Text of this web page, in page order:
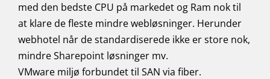
med den bedste CPU på markedet og Ram nok til
at klare de fleste mindre webløsninger. Herunder
webhotel når de standardiserede ikke er store nok,
mindre Sharepoint løsninger mv.
VMware miljø forbundet til SAN via fiber.